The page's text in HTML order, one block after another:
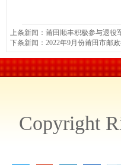
上条新闻： 莆田顺丰积极参与退役
下条新闻： 2022年9月份莆田市邮
Copyright